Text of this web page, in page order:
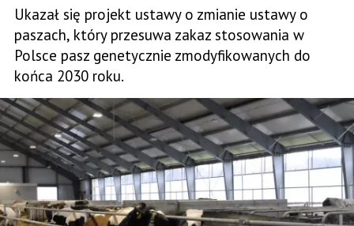
Ukazał się projekt ustawy o zmianie ustawy o
paszach, który przesuwa zakaz stosowania w
Polsce pasz genetycznie zmodyfikowanych do
końca 2030 roku.